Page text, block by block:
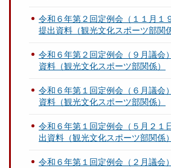
令和６年第２回定例会（１１月１
提出資料（観光文化スポーツ部関
令和６年第２回定例会（９月議会
資料（観光文化スポーツ部関係）
令和６年第１回定例会（６月議会
資料（観光文化スポーツ部関係）
令和６年第１回定例会（５月２１
出資料（観光文化スポーツ部関係）
令和６年第１回定例会（２月議会